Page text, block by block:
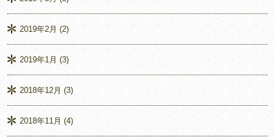
2019年2月 (2)
2019年1月 (3)
2018年12月 (3)
2018年11月 (4)